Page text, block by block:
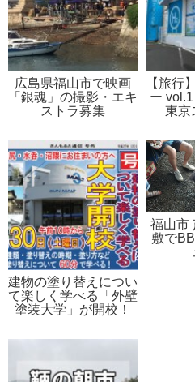
広島県福山市で映画
「銀魂」の撮影・エキ
ストラ募集
【旅行
ー
東京
建物の塗り替えについ
て楽しく学べる「外壁
塗装大学」が開校！
福山市
敷で